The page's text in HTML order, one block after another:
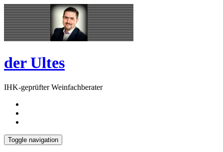
Skip
to
content
Open
Sidebar
der Ultes
IHK-geprüfter Weinfachberater
Toggle navigation